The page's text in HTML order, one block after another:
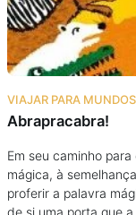
VIAJAR PARA
Abrapracabra!
Em seu caminho
mágica, à
proferir a palavra
de si uma porta que